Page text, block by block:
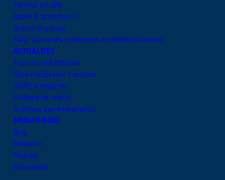
Fellows actuels
Appel à candidature
Alumni·Alumnae
FAQ : Questions fréquentes et réponses rapides
ACTUALITÉS
Tous les événements
Käte Hamburger Lectures
CURE à emporter
Colloque du mardi
Archives des événements
MÉDIATHÈQUE
Blog
Glossaire
Podcast
Rhinozeros